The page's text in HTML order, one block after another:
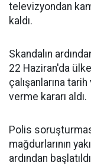
televizyondan
kaldı.
Skandalın
22 Haziran'da
çalışanlarına
verme kararı aldı.
Polis
mağdurlarının
ardından